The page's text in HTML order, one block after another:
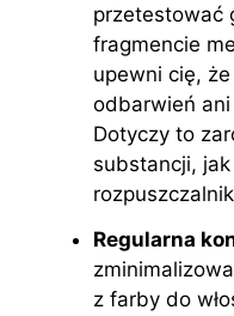
przetestować
fragmencie
upewni cię,
odbarwień ani
Dotyczy to
substancji,
Regularna
z farby do